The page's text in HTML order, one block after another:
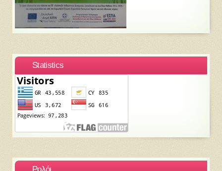
Statistics
Ρολόι